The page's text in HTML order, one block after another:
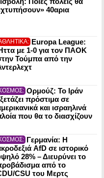
40αρια
Europa League:
με 1-0 για τον ΠΑΟΚ
Τούμπα από την
Ορμούζ: Το Ιράν
πρόστιμα σε
και ισραηλινά
που θα το διασχίζουν
Γερμανία: Η
AfD σε ιστορικό
28% – Διευρύνει το
από το
CSU του Μερτς